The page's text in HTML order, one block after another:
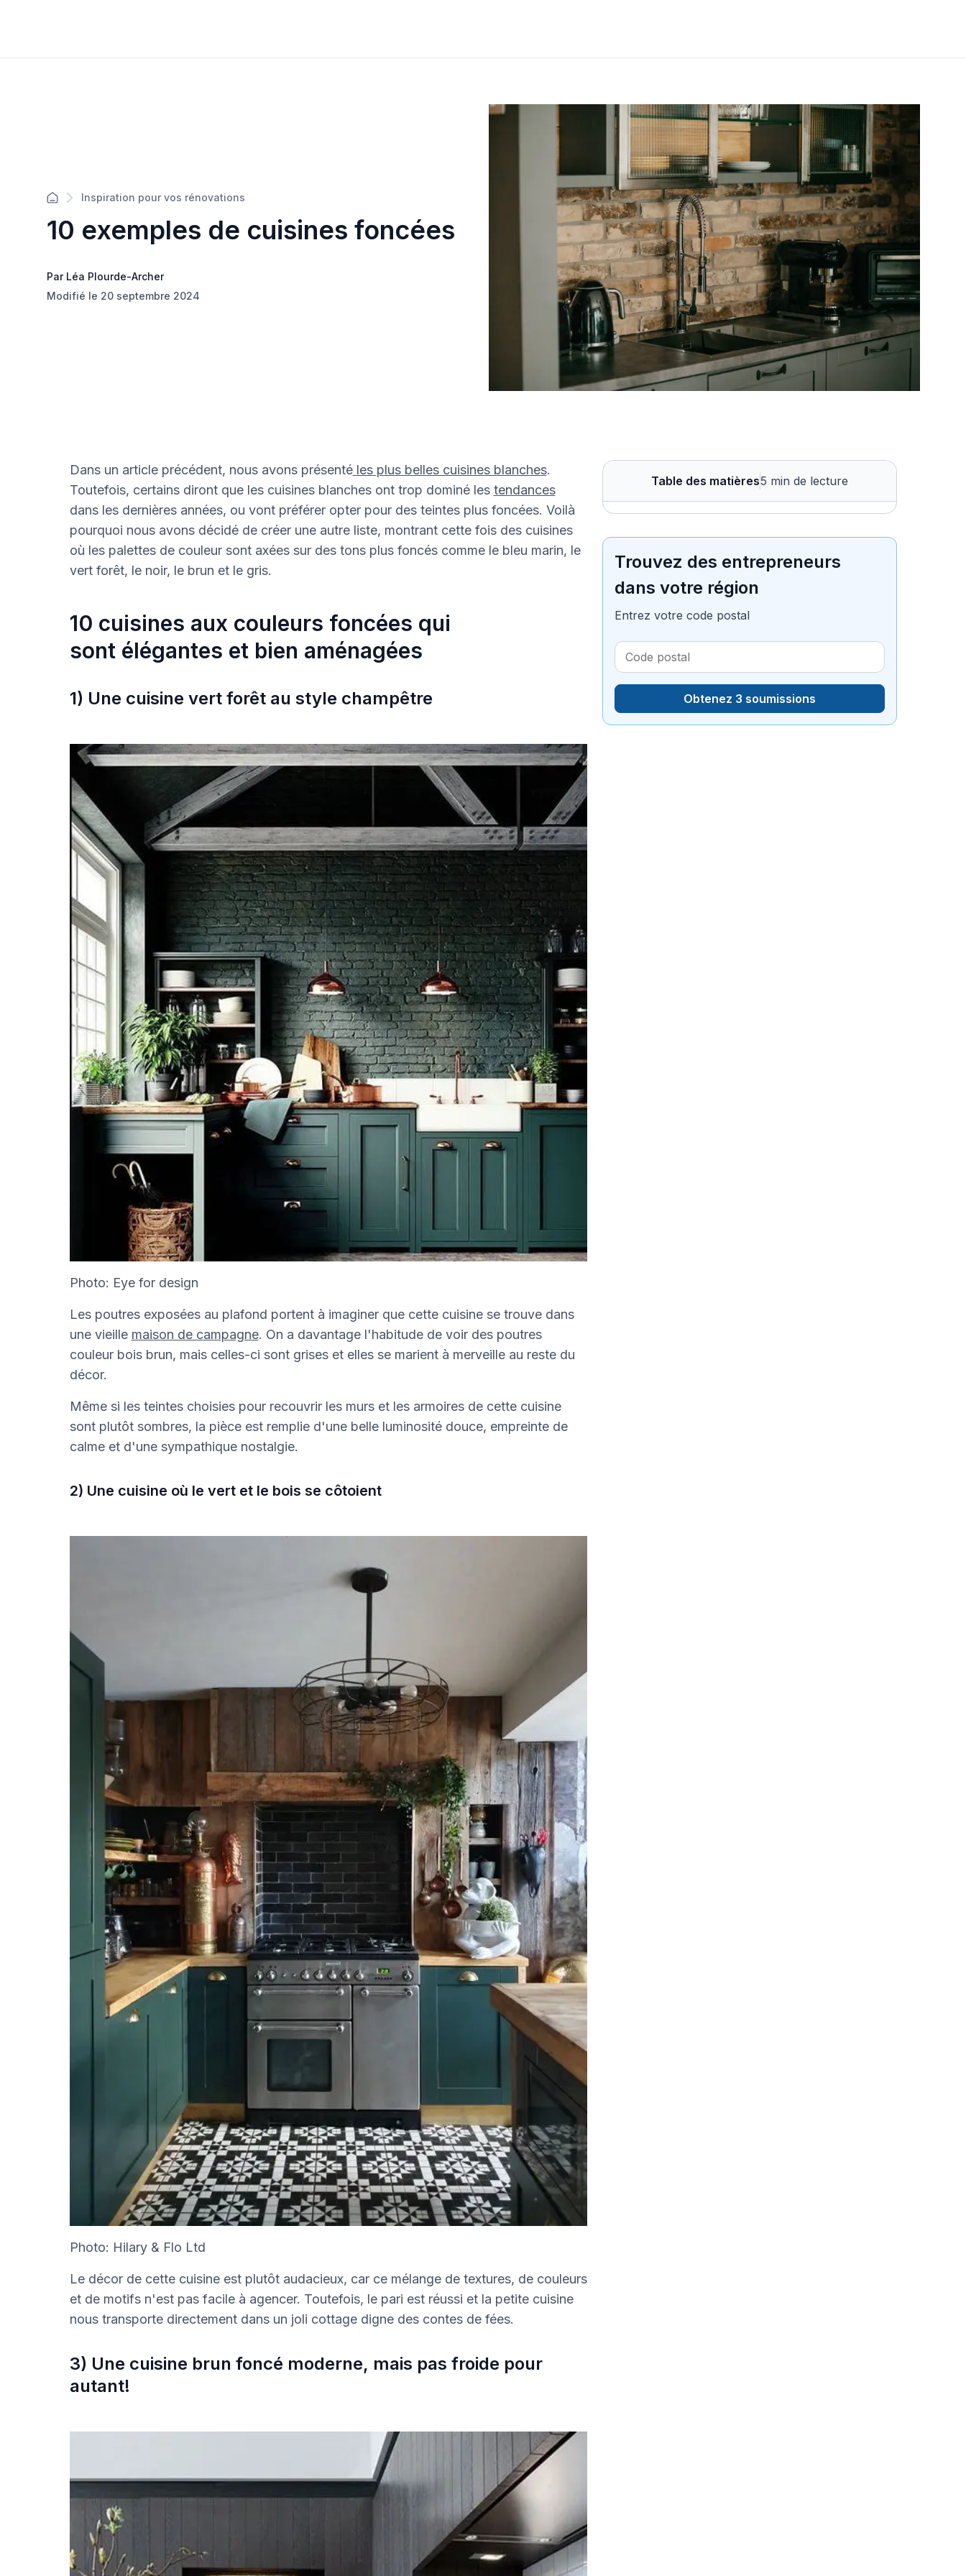
Inspiration pour vos rénovations
10 exemples de cuisines foncées
Par Léa Plourde-Archer
Modifié le 20 septembre 2024
Dans un article précédent, nous avons présentéles plus belles cuisines blanches.
Toutefois, certains diront que les cuisines blanches ont trop dominé les tendances
dans les dernières années, ou vont préférer opter pour des teintes plus foncées. Voilà
pourquoi nous avons décidé de créer une autre liste, montrant cette fois des cuisines
où les palettes de couleur sont axées sur des tons plus foncés comme le bleu marin, le
vert forêt, le noir, le brun et le gris.
10 cuisines aux couleurs foncées qui
sont élégantes et bien aménagées
1) Une cuisine vert forêt au style champêtre
Photo: Eye for design
Les poutres exposées au plafond portent à imaginer que cette cuisine se trouve dans
une vieille maison de campagne. On a davantage l'habitude de voir des poutres
couleur bois brun, mais celles-ci sont grises et elles se marient à merveille au reste du
décor.
Même si les teintes choisies pour recouvrir les murs et les armoires de cette cuisine
sont plutôt sombres, la pièce est remplie d'une belle luminosité douce, empreinte de
calme et d'une sympathique nostalgie.
2) Une cuisine où le vert et le bois se côtoient
Photo: Hilary & Flo Ltd
Le décor de cette cuisine est plutôt audacieux, car ce mélange de textures, de couleurs
et de motifs n'est pas facile à agencer. Toutefois, le pari est réussi et la petite cuisine
nous transporte directement dans un joli cottage digne des contes de fées.
3) Une cuisine brun foncé moderne, mais pas froide pour
autant!
Table des matières5 min de lecture
Trouvez des entrepreneurs
dans votre région
Entrez votre code postal
Obtenez 3 soumissions